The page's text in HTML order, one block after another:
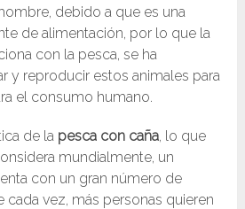
debido a que es una
de alimentación, por lo que la
con la pesca, se ha
y reproducir estos animales para
el consumo humano.
de la pesca con caña , lo que
mundialmente, un
con un gran número de
cada vez, más personas quieren